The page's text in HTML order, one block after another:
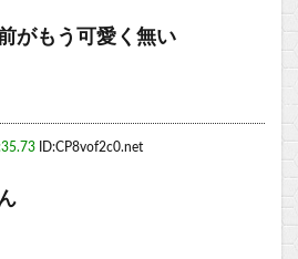
がもう可愛く無い
ID:CP8vof2c0.net